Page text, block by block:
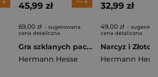
45,99 zł
69,00 zł - sugerowana
cena detaliczna
Gra szklanych paciorków
Hermann Hesse
32,99 zł
49,00 zł -
cena detaliczna
Narcyz i
Hermann